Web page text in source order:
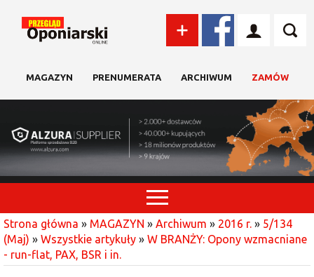
MAGAZYN PRENUMERATA ARCHIWUM ZAMÓW
Strona główna » MAGAZYN » Archiwum » 2016 r. » 5/134
(Maj) » Wszystkie artykuły » W BRANŻY: Opony wzmacniane
- run-flat, PAX, BSR i in.